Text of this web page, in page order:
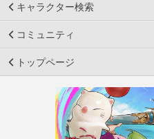
キャラクター検索
コミュニティ
トップページ